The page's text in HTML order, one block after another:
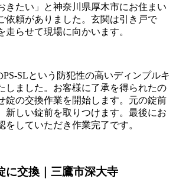
きたい」と神奈川県厚木市にお住まい
依頼がありました。玄関は引き戸で
走らせて現場に向かいます。
SLという防犯性の高いディンプルキ
しました。お客様に了承を得られたの
錠の交換作業を開始します。元の錠前
新しい錠前を取りつけます。最後にお
をしていただき作業完了です。
に交換｜三鷹市深大寺